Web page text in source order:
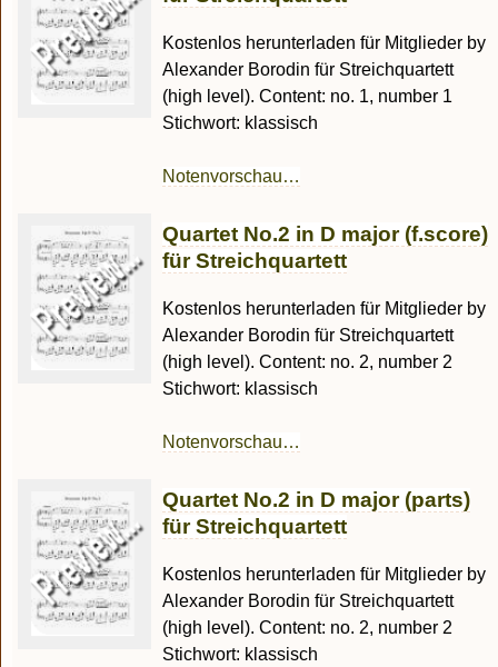
Kostenlos herunterladen für Mitglieder by
Alexander Borodin für Streichquartett
(high level). Content: no. 1, number 1
Stichwort: klassisch
Notenvorschau…
Quartet No.2 in D major (f.score)
für Streichquartett
Kostenlos herunterladen für Mitglieder by
Alexander Borodin für Streichquartett
(high level). Content: no. 2, number 2
Stichwort: klassisch
Notenvorschau…
Quartet No.2 in D major (parts)
für Streichquartett
Kostenlos herunterladen für Mitglieder by
Alexander Borodin für Streichquartett
(high level). Content: no. 2, number 2
Stichwort: klassisch